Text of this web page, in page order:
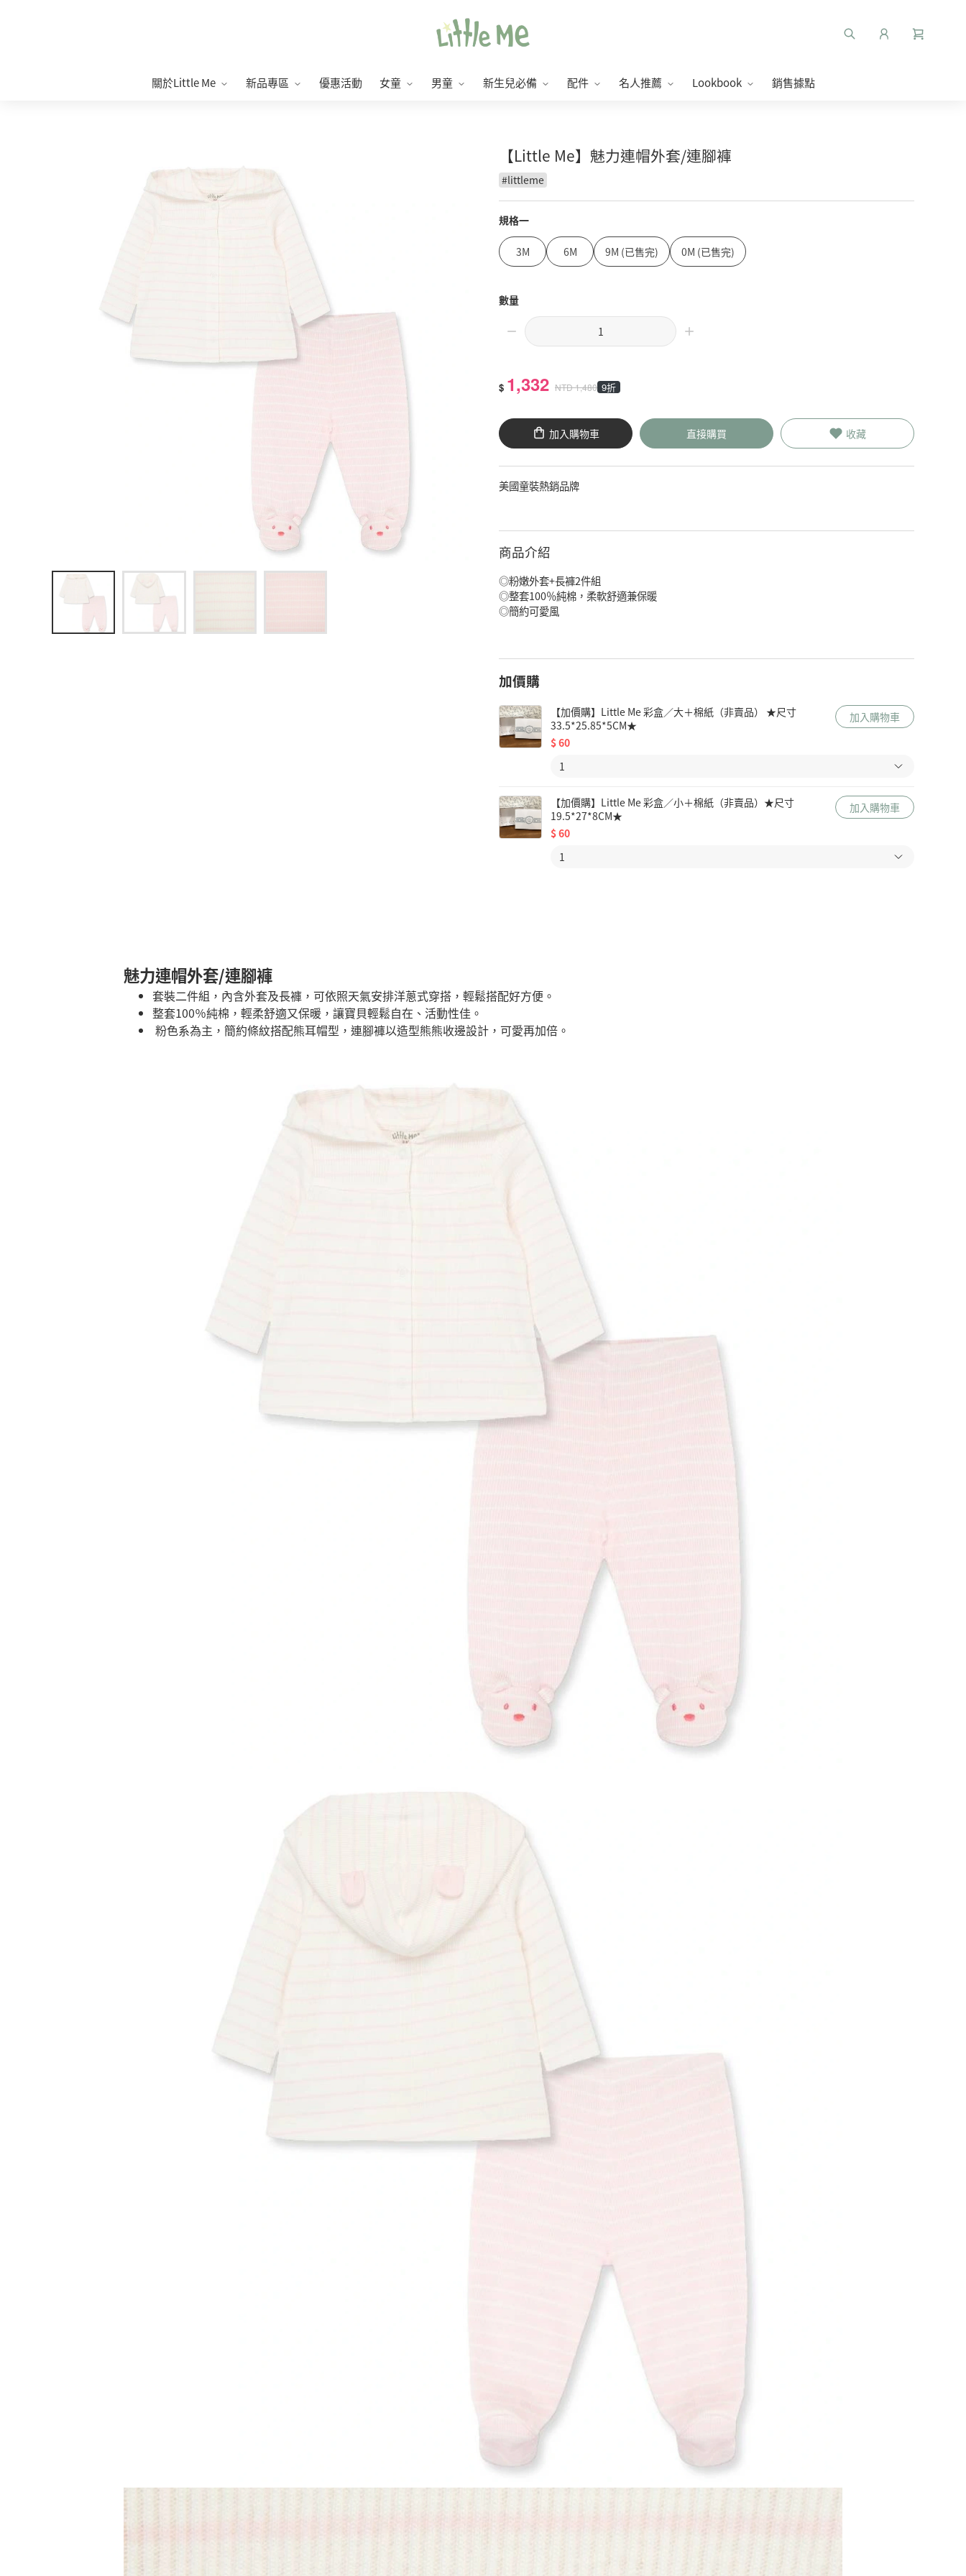
關於Little Me 新品專區 優惠活動 女童 男童 新生兒必備 配件 名人推薦 Lookbook 銷售據點
【Little Me】魅力連帽外套/連腳褲
#littleme
規格一
3M 6M 9M (已售完) 0M (已售完)
數量
$ 1,332 NTD1,480 9折
加入購物車 直接購買 收藏
美國童裝熱銷品牌
商品介紹
◎粉嫩外套+長褲2件組
◎整套100％純棉，柔軟舒適兼保暖
◎簡約可愛風
加價購
【加價購】Little Me 彩盒／大＋棉紙（非賣品） ★尺寸
33.5*25.85*5CM★
$60
加入購物車
【加價購】Little Me 彩盒／小＋棉紙（非賣品）★尺寸
19.5*27*8CM★
$60
加入購物車
魅力連帽外套/連腳褲
套裝二件組，內含外套及長褲，可依照天氣安排洋蔥式穿搭，輕鬆搭配好方便。
整套100％純棉，輕柔舒適又保暖，讓寶貝輕鬆自在、活動性佳。
粉色系為主，簡約條紋搭配熊耳帽型，連腳褲以造型熊熊收邊設計，可愛再加倍。